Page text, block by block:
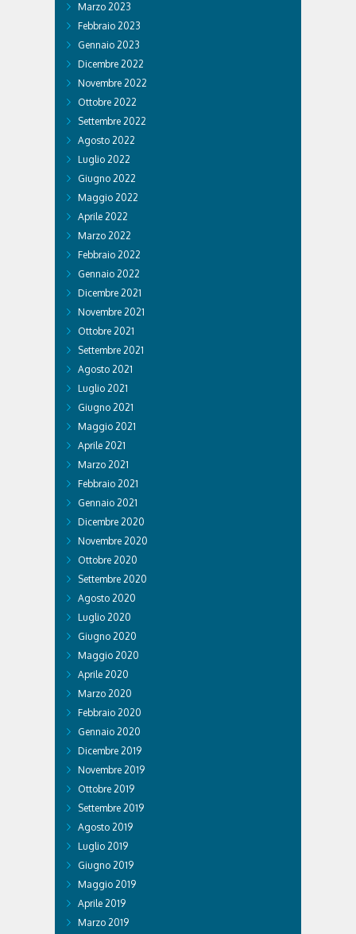
Marzo 2023
Febbraio 2023
Gennaio 2023
Dicembre 2022
Novembre 2022
Ottobre 2022
Settembre 2022
Agosto 2022
Luglio 2022
Giugno 2022
Maggio 2022
Aprile 2022
Marzo 2022
Febbraio 2022
Gennaio 2022
Dicembre 2021
Novembre 2021
Ottobre 2021
Settembre 2021
Agosto 2021
Luglio 2021
Giugno 2021
Maggio 2021
Aprile 2021
Marzo 2021
Febbraio 2021
Gennaio 2021
Dicembre 2020
Novembre 2020
Ottobre 2020
Settembre 2020
Agosto 2020
Luglio 2020
Giugno 2020
Maggio 2020
Aprile 2020
Marzo 2020
Febbraio 2020
Gennaio 2020
Dicembre 2019
Novembre 2019
Ottobre 2019
Settembre 2019
Agosto 2019
Luglio 2019
Giugno 2019
Maggio 2019
Aprile 2019
Marzo 2019